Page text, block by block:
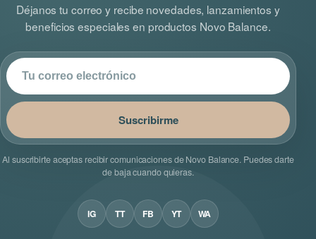
Déjanos tu correo y recibe novedades, lanzamientos y
beneficios especiales en productos Novo Balance.
Correo electrónico
Suscribirme
Al suscribirte aceptas recibir comunicaciones de Novo Balance. Puedes darte
de baja cuando quieras.
IG TT FB YT WA